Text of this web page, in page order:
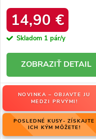
14,90 €
Skladom 1 pár/y
DETAIL
NOVINKA – OBJAVTE JU
MEDZI PRVÝMI!
POSLEDNÉ KUSY- ZÍSKAJTE
ICH KÝM MÔŽETE!